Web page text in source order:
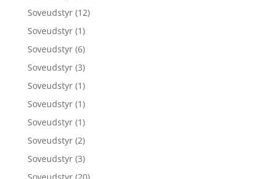
Soveudstyr (12)
Soveudstyr (1)
Soveudstyr (6)
Soveudstyr (3)
Soveudstyr (1)
Soveudstyr (1)
Soveudstyr (1)
Soveudstyr (2)
Soveudstyr (3)